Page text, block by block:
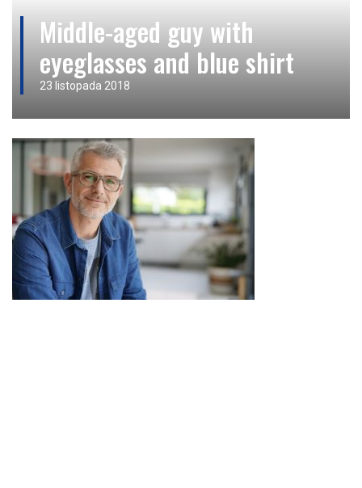
Middle-aged guy with
eyeglasses and blue shirt
23 listopada 2018